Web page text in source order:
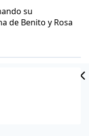
su
de Benito y Rosa